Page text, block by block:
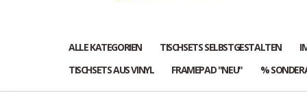
ALLE KATEGORIEN TISCHSETS SELBSTGESTALTEN
TISCHSETS AUS VINYL
FRAMEPAD "NEU" %